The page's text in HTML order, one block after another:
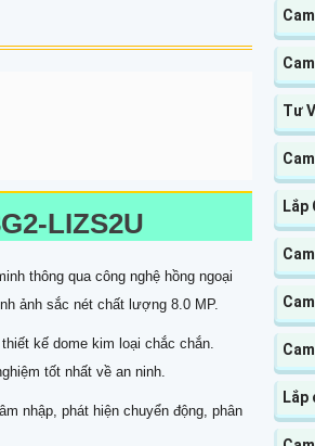
LIZS2U
thông qua công nghệ hồng ngoại
ảnh sắc nét chất lượng 8.0 MP.
kế dome kim loại chắc chắn.
tốt nhất về an ninh.
nhập, phát hiện chuyển động, phân
Tư
Lắp